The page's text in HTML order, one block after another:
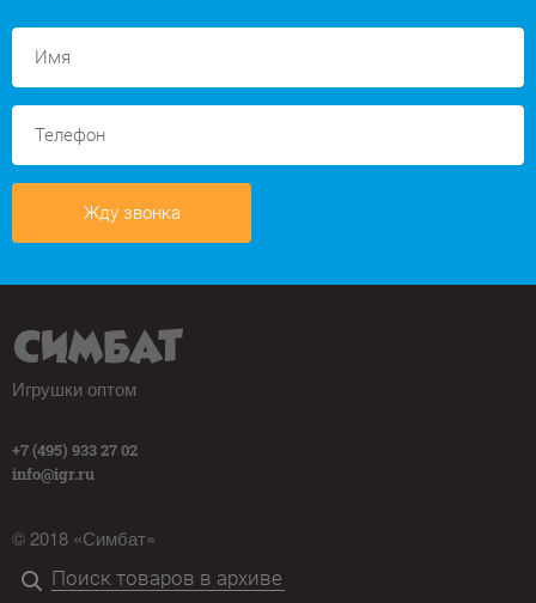
Жду звонка
Игрушки оптом
+7 (495) 933 27 02
info@igr.ru
© 2018 «Симбат»